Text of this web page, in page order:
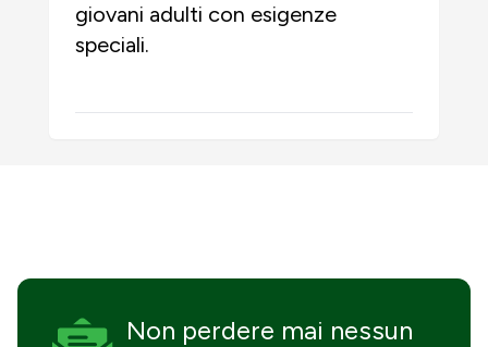
giovani adulti con esigenze
speciali.
Non perdere mai nessun